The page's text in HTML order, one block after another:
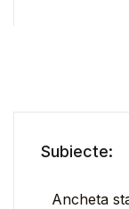
Subiecte:
Ancheta